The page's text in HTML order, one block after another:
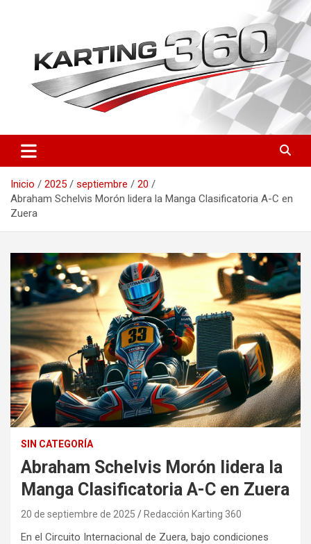
Karting 360 | Noticias,
Campeonatos y Pilotos de
Karting en España
Toda la actualidad del karting nacional e internacional: resultados
del CEK, FIA Karting, fichas de pilotos, circuitos y novedades
técnicas. Actualizado a diario.
Inicio
2025 septiembre
20
Abraham Schelvis Morón lidera la Manga Clasificatoria A-C en
Zuera
SIN CATEGORÍA
Abraham Schelvis Morón lidera la
Manga Clasificatoria A-C en Zuera
20 de septiembre de 2025 Redacción Karting 360
En el Circuito Internacional de Zuera, bajo condiciones